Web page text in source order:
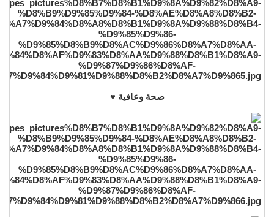
صحة وعافية ♥️